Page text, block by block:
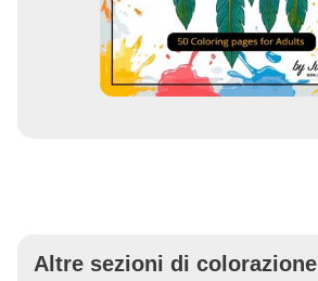
Altre sezioni di colorazione